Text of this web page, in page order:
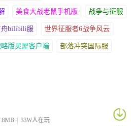
美食大战老鼠手机版 战争与征服
舟bilibili服 世界征服者6战争风云
版灵犀客户端 部落冲突国际服
33W人在玩